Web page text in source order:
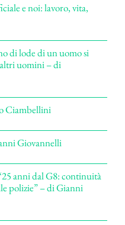
e noi: lavoro, vita,
di lode di un uomo si
uomini – di
Ciambellini
Giovannelli
anni dal G8: continuità
polizie” – di Gianni